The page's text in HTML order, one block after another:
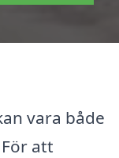
vara både
att